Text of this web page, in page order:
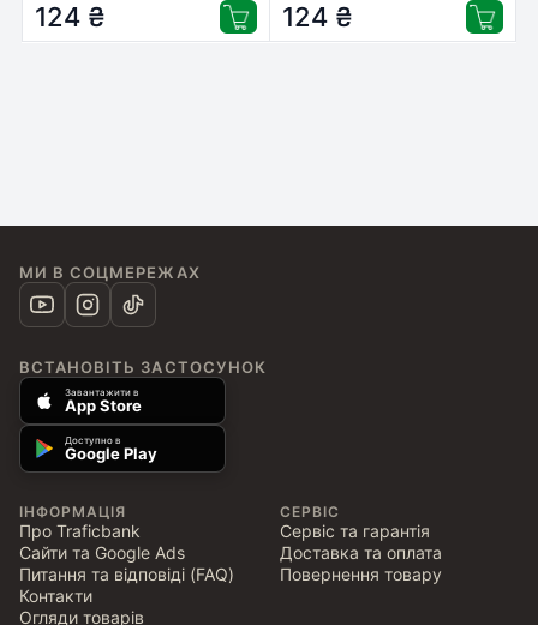
124 ₴ 124 ₴
МИ В СОЦМЕРЕЖАХ
ВСТАНОВІТЬ ЗАСТОСУНОК
Завантажити в
App Store
Доступно в
Google Play
ІНФОРМАЦІЯ
Про Traficbank
Сайти та Google Ads
Питання та відповіді (FAQ)
Контакти
Огляди товарів
СЕРВІС
Сервіс та гарантія
Доставка та оплата
Повернення товару